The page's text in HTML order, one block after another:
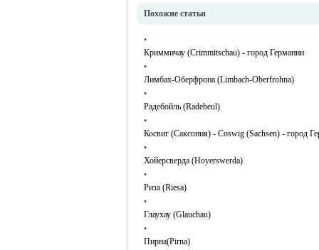
Похожие статьи
•
Криммичау (Crimmitschau) - город Германии
•
Лимбах-Оберфрона (Limbach-Oberfrohna)
•
Радебойль (Radebeul)
•
Косвиг (Саксония) - Coswig (Sachsen) - город
•
Хойерсверда (Hoyerswerda)
•
Риза (Riesa)
•
Глаухау (Glauchau)
•
Пирна(Pirna)